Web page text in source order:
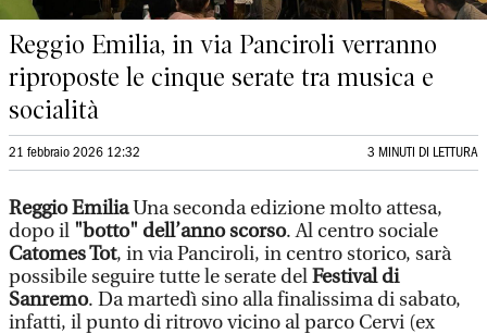
Reggio Emilia, in via Panciroli verranno
riproposte le cinque serate tra musica e
socialità
21 febbraio 2026 12:32 3 MINUTI DI LETTURA
Reggio EmiliaUna seconda edizione molto attesa,
dopo il "botto" dell’anno scorso. Al centro sociale
Catomes Tot, in via Panciroli, in centro storico, sarà
possibile seguire tutte le serate delFestival di
Sanremo. Da martedì sino alla finalissima di sabato,
infatti, il punto di ritrovo vicino al parco Cervi (ex